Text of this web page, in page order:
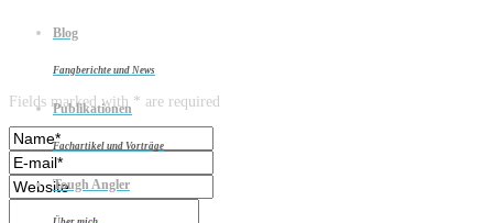
Blog
Fangberichte und News
Publikationen
Fachartikel und Vorträge
Tough Angler
Leave a reply
Fields marked with * are required